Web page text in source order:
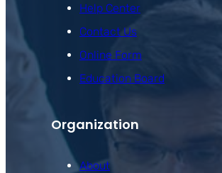
Help Center
Contact Us
Online Form
Education Board
Organization
About